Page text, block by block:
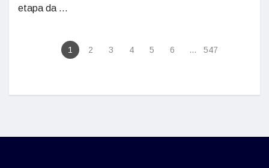
etapa da ...
1 2 3 4 5 6 ... 547